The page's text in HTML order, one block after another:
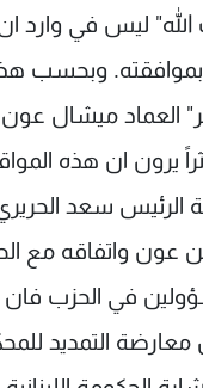
ليس في وارد
وبحسب
العماد ميشال
يرون ان هذه
الرئيس سعد
واتفاقه مع
في الحزب فان
التمديد